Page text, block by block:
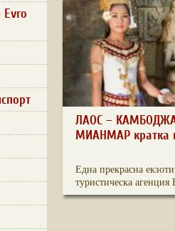
Evro
ЛАОС –
МИАНМАР кратка
Една прекрасна
туристическа